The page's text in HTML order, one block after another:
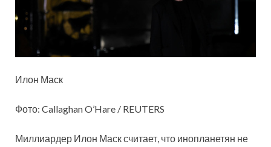
Илон Маск
Фото: Callaghan O’Hare / REUTERS
Миллиардер Илон Маск считает, что инопланетян не